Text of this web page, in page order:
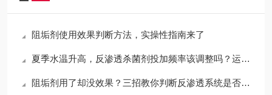
阻垢剂使用效果判断方法，实操性指南来了
夏季水温升高，反渗透杀菌剂投加频率该调整吗？运维必看
阻垢剂用了却没效果？三招教你判断反渗透系统是否“白加药”